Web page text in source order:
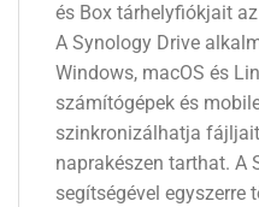
és Box tárhelyfiókjait
A Synology Drive
Windows, macOS és
számítógépek és
szinkronizálhatja
naprakészen tarthat. A
segítségével egyszerre